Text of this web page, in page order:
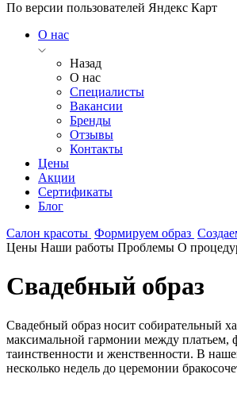
По версии пользователей Яндекс Карт
О нас
Назад
О нас
Специалисты
Вакансии
Бренды
Отзывы
Контакты
Цены
Акции
Сертификаты
Блог
Салон красоты Формируем образ
Цены Наши работы Проблемы О
Свадебный образ
Свадебный образ носит собирательный
максимальной гармонии между платьем,
таинственности и женственности. В
несколько недель до церемонии